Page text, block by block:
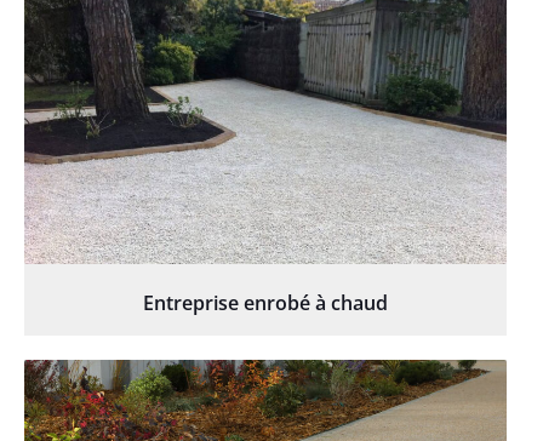
Entreprise enrobé à chaud